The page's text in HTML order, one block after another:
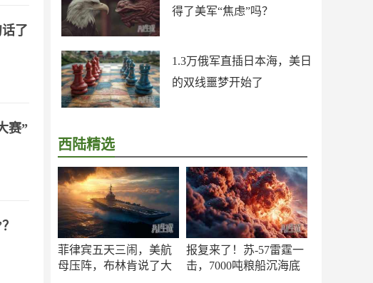
得了美军“焦虑”吗？
1.3万俄军直插日本海，美日
的双线噩梦开始了
西陆精选
菲律宾五天三闹，美航
母压阵，布林肯说了大
报复来了！苏-57雷霆一
击，7000吨粮船沉海底
了
赛”